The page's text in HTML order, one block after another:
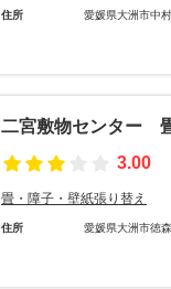
住所 愛媛県大洲市中
二宮敷物センター
3.00
畳・障子・壁紙張り替え
住所 愛媛県大洲市徳